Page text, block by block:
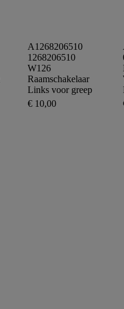
A1268206510
1268206510
W126
Raamschakelaar
Links voor greep
€ 10,00